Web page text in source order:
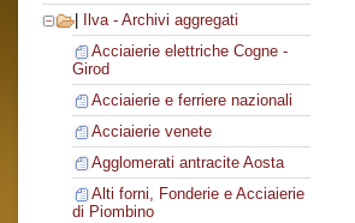
Ilva - Archivi aggregati
Acciaierie elettriche Cogne -
Girod
Acciaierie e ferriere nazionali
Acciaierie venete
Agglomerati antracite Aosta
Alti forni, Fonderie e Acciaierie
di Piombino